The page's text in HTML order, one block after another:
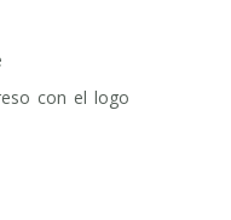
con el logo